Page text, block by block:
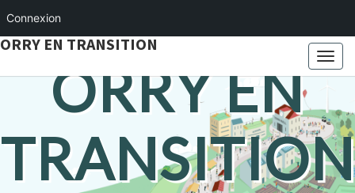
Connexion
ORRY EN TRANSITION
ORRY EN
TRANSITION